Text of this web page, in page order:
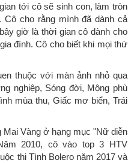
tới cô sẽ sinh con, làm tròn
cho rằng mình đã dành cả
giờ là thời gian cô dành cho
đình. Cô cho biết khi mọi thứ
thuộc với màn ảnh nhỏ qua
nghiệp, Sóng đời, Mộng phù
mùa thu, Giấc mơ biển, Trái
Vàng ở hạng mục "Nữ diễn
2010, cô vào top 3 HTV
thi Tình Bolero năm 2017 và